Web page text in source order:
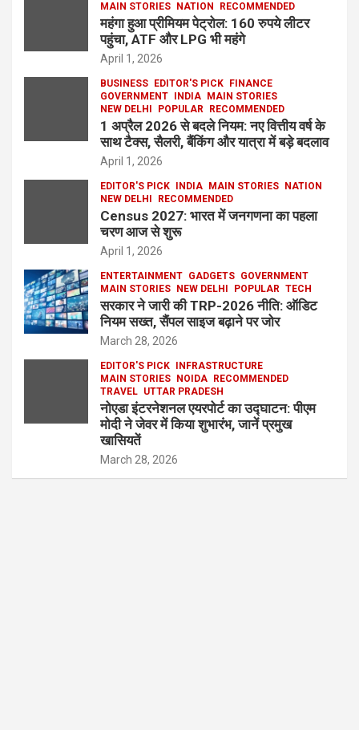
MAIN STORIES
NATION RECOMMENDED
महंगा हुआ प्रीमियम पेट्रोल: 160 रुपये लीटर
पहुंचा, ATF और LPG भी महंगे
April 1, 2026
BUSINESS EDITOR'S PICK
FINANCE
GOVERNMENT
INDIA
MAIN STORIES
NEW DELHI
POPULAR RECOMMENDED
1 अप्रैल 2026 से बदले नियम: नए वित्तीय वर्ष के
साथ टैक्स, सैलरी, बैंकिंग और यात्रा में बड़े बदलाव
April 1, 2026
EDITOR'S PICK INDIA MAIN STORIES
NATION
NEW DELHI
RECOMMENDED
Census 2027: भारत में जनगणना का पहला
चरण आज से शुरू
April 1, 2026
ENTERTAINMENT GADGETS GOVERNMENT
MAIN STORIES
NEW DELHI POPULAR TECH
सरकार ने जारी की TRP-2026 नीति: ऑडिट
नियम सख्त, सैंपल साइज बढ़ाने पर जोर
March 28, 2026
EDITOR'S PICK
INFRASTRUCTURE
MAIN STORIES
NOIDA
RECOMMENDED
TRAVEL UTTAR PRADESH
नोएडा इंटरनेशनल एयरपोर्ट का उद्घाटन: पीएम
मोदी ने जेवर में किया शुभारंभ, जानें प्रमुख
खासियतें
March 28, 2026